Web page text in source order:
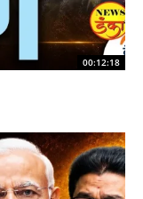
00:12:18